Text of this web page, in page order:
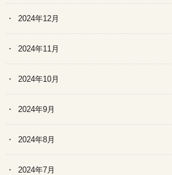
2024年12月
2024年11月
2024年10月
2024年9月
2024年8月
2024年7月